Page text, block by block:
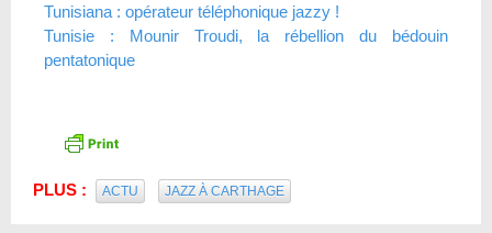
Tunisiana : opérateur téléphonique jazzy !
Tunisie : Mounir Troudi, la rébellion du bédouin
pentatonique
PLUS : ACTU JAZZ À CARTHAGE